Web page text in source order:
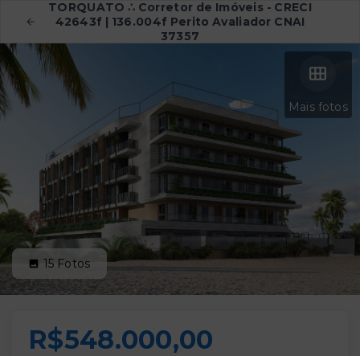
TORQUATO ∴ Corretor de Imóveis - CRECI
42643f | 136.004f Perito Avaliador CNAI
37357
Mais fotos
15 Fotos
R$548.000,00